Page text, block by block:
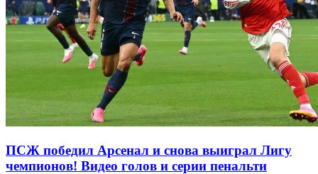
ПСЖ победил Арсенал и снова выиграл Лигу
чемпионов! Видео голов и серии пенальти